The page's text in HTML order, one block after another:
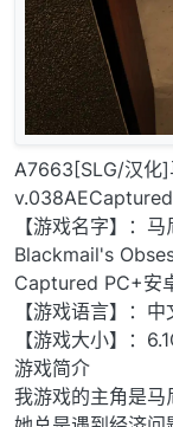
A7663[SLG/汉化]
【游戏名字】：
Blackmail's
Captured PC+安
【游戏语言】：中
【游戏大小】：
游戏简介
我游戏的主角是马